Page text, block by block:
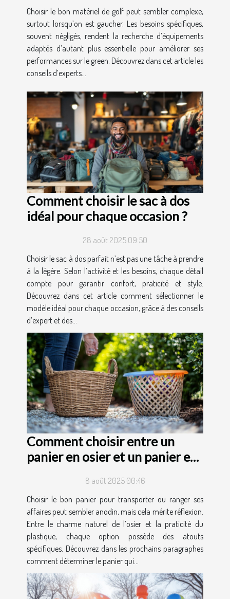
Choisir le bon matériel de golf peut sembler complexe,
surtout lorsqu’on est gaucher. Les besoins spécifiques,
souvent négligés, rendent la recherche d’équipements
adaptés d’autant plus essentielle pour améliorer ses
performances sur le green. Découvrez dans cet article les
conseils d’experts...
Comment choisir le sac à dos
idéal pour chaque occasion ?
28 août 2025 09:50
Choisir le sac à dos parfait n’est pas une tâche à prendre
à la légère. Selon l’activité et les besoins, chaque détail
compte pour garantir confort, praticité et style.
Découvrez dans cet article comment sélectionner le
modèle idéal pour chaque occasion, grâce à des conseils
d’expert et des...
Comment choisir entre un
panier en osier et un panier en
8 août 2025 00:46
Choisir le bon panier pour transporter ou ranger ses
affaires peut sembler anodin, mais cela mérite réflexion.
Entre le charme naturel de l’osier et la praticité du
plastique, chaque option possède des atouts
spécifiques. Découvrez dans les prochains paragraphes
comment déterminer le panier qui...